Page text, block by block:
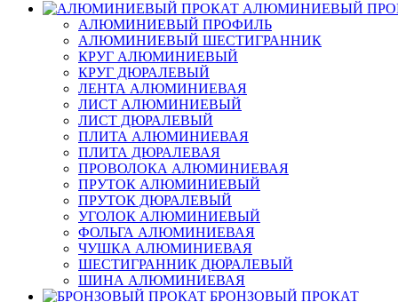
АЛЮМИНИЕВЫЙ
АЛЮМИНИЕВЫЙ ПРОФИЛЬ
АЛЮМИНИЕВЫЙ ШЕСТИГРАННИК
КРУГ АЛЮМИНИЕВЫЙ
КРУГ ДЮРАЛЕВЫЙ
ЛЕНТА АЛЮМИНИЕВАЯ
ЛИСТ АЛЮМИНИЕВЫЙ
ЛИСТ ДЮРАЛЕВЫЙ
ПЛИТА АЛЮМИНИЕВАЯ
ПЛИТА ДЮРАЛЕВАЯ
ПРОВОЛОКА АЛЮМИНИЕВАЯ
ПРУТОК АЛЮМИНИЕВЫЙ
ПРУТОК ДЮРАЛЕВЫЙ
УГОЛОК АЛЮМИНИЕВЫЙ
ФОЛЬГА АЛЮМИНИЕВАЯ
ЧУШКА АЛЮМИНИЕВАЯ
ШЕСТИГРАННИК ДЮРАЛЕВЫЙ
ШИНА АЛЮМИНИЕВАЯ
БРОНЗОВЫЙ ПРОКАТ